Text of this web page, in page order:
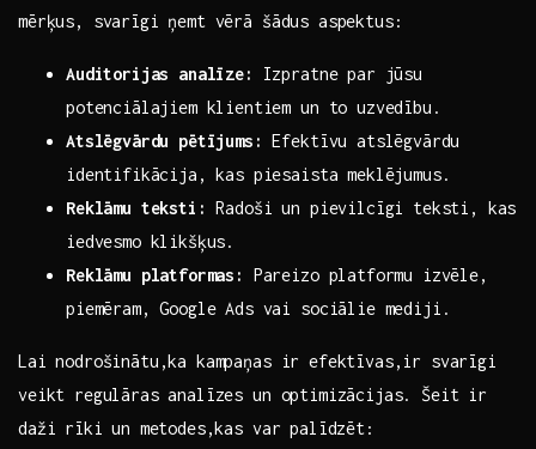
mērķus, svarīgi ņemt vērā šādus aspektus:
Auditorijas analīze:
Izpratne par jūsu
potenciālajiem klientiem un to uzvedību.
Atslēgvārdu pētījums: Efektīvu atslēgvārdu
identifikācija, kas piesaista meklējumus.
Reklāmu teksti: Radoši un pievilcīgi teksti, ‌kas
iedvesmo klikšķus.
Reklāmu ‍platformas:
Pareizo platformu izvēle,
piemēram, Google Ads vai sociālie mediji.
Lai nodrošinātu,ka kampaņas ir efektīvas,ir svarīgi
veikt regulāras analīzes un‌ optimizācijas. Šeit ir
‌daži rīki⁢ un metodes,kas var palīdzēt: